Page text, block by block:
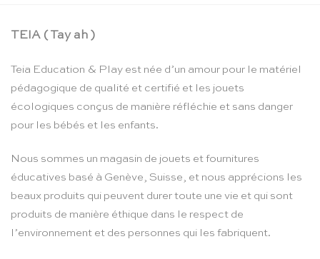
TEIA ( Tay ah )
Teia Education & Play est née d’un amour pour le matériel
pédagogique de qualité et certifié et les jouets
écologiques conçus de manière réfléchie et sans danger
pour les bébés et les enfants.
Nous sommes un magasin de jouets et fournitures
éducatives basé à Genève, Suisse, et nous apprécions les
beaux produits qui peuvent durer toute une vie et qui sont
produits de manière éthique dans le respect de
l’environnement et des personnes qui les fabriquent.